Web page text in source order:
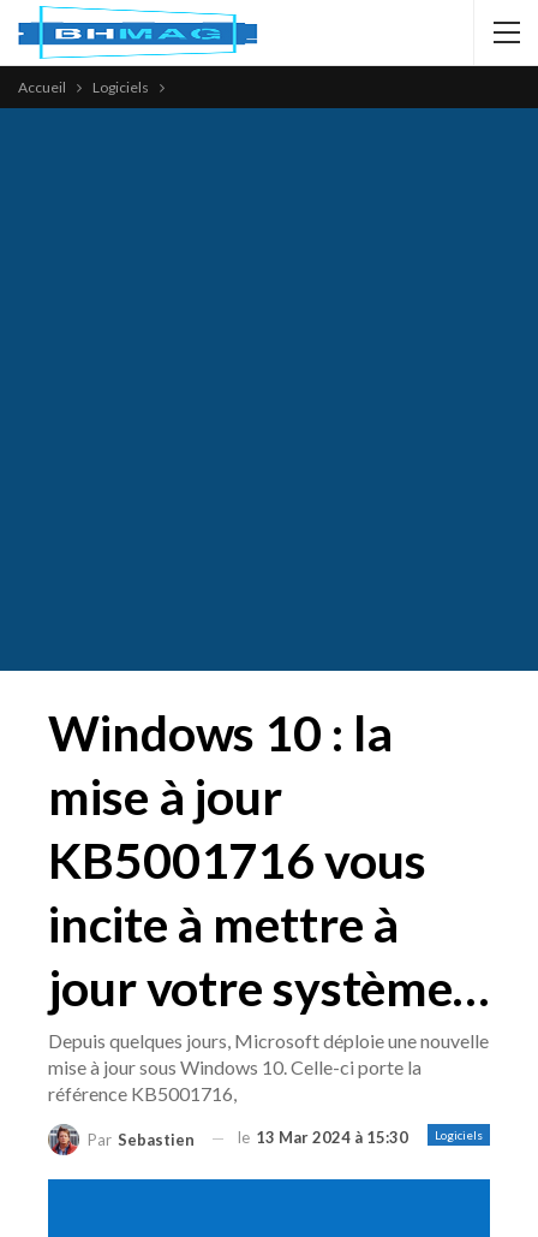
Accueil Logiciels
Windows 10 : la
mise à jour
KB5001716 vous
incite à mettre à
jour votre système…
Depuis quelques jours, Microsoft déploie une nouvelle
mise à jour sous Windows 10. Celle-ci porte la
référence KB5001716,
Logiciels
Par Sebastien le 13 Mar 2024 à 15:30